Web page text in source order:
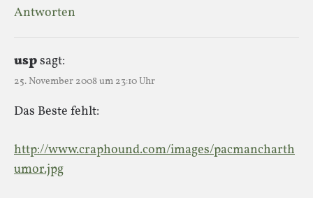
Antworten
uspsagt:
25. November 2008 um 23:10 Uhr
Das Beste fehlt:
http://www.craphound.com/images/pacmancharth
umor.jpg